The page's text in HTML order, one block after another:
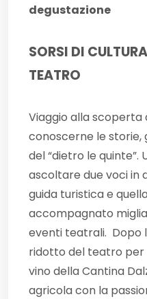
degustazione
SORSI DI
TEATRO
Viaggio alla scoperta
conoscerne le storie,
del “dietro le quinte”.
ascoltare due voci in
guida turistica e
accompagnato
eventi teatrali. Dopo
ridotto del teatro per
vino della Cantina
agricola con la